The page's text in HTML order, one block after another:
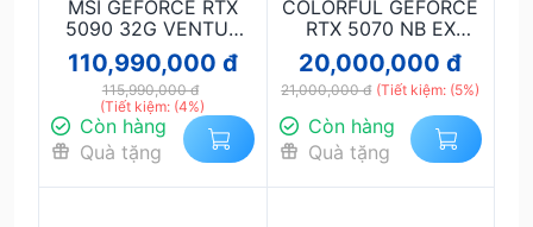
MSI GEFORCE RTX
5090 32G VENTUS
3X OC
110,990,000 đ
115,990,000 đ
(Tiết kiệm: (4%)
Còn hàng
Quà tặng
COLORFUL GEFORCE
RTX 5070 NB EX
12GB-V
20,000,000 đ
21,000,000 đ (Tiết kiệm: (5%)
Còn hàng
Quà tặng